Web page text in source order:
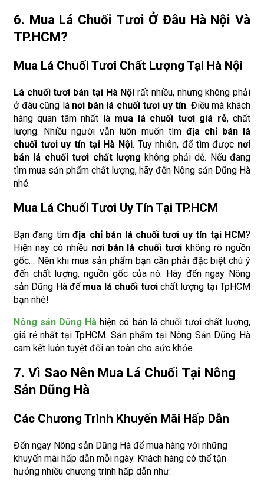
6. Mua Lá Chuối Tươi Ở Đâu Hà Nội Và
TP.HCM?
Mua Lá Chuối Tươi Chất Lượng Tại Hà Nội
Lá chuối tươi bán tại Hà Nội rất nhiều, nhưng không phải
ở đâu cũng là nơi bán lá chuối tươi uy tín. Điều mà khách
hàng quan tâm nhất là mua lá chuối tươi giá rẻ, chất
lượng. Nhiều người vẫn luôn muốn tìm địa chỉ bán lá
chuối tươi uy tín tại Hà Nội. Tuy nhiên, để tìm được nơi
bán lá chuối tươi chất lượng không phải dễ. Nếu đang
tìm mua sản phẩm chất lượng, hãy đến Nông sản Dũng Hà
nhé.
Mua Lá Chuối Tươi Uy Tín Tại TP.HCM
Bạn đang tìmđịa chỉ bán lá chuối tươi uy tín tại HCM?
Hiện nay có nhiều nơi bán lá chuối tươi không rõ nguồn
gốc… Nên khi mua sản phẩm bạn cần phải đặc biệt chú ý
đến chất lượng, nguồn gốc của nó. Hãy đến ngay Nông
sản Dũng Hà để mua lá chuối tươichất lượng tại TpHCM
bạn nhé!
Nông sản Dũng Hà hiện có bán lá chuối tươi chất lượng,
giá rẻ nhất tại TpHCM. Sản phẩm tại Nông Sản Dũng Hà
cam kết luôn tuyệt đối an toàn cho sức khỏe.
7. Vì Sao Nên Mua Lá Chuối Tại Nông
Sản Dũng Hà
Các Chương Trình Khuyến Mãi Hấp Dẫn
Đến ngay Nông sản Dũng Hà để mua hàng với những
khuyến mãi hấp dẫn mỗi ngày. Khách hàng có thể tận
hưởng nhiều chương trình hấp dẫn như: